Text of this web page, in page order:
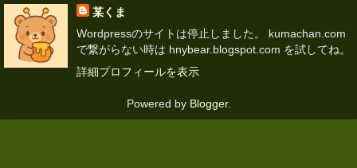
某くま
Wordpressのサイトは停止しました。 kumachan.com
で繋がらない時は hnybear.blogspot.com を試してね。
詳細プロフィールを表示
Powered by Blogger.